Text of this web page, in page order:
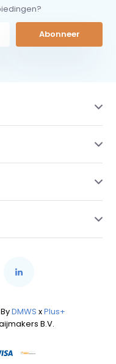
Abonneer
DMWS xPlus+
B.V.